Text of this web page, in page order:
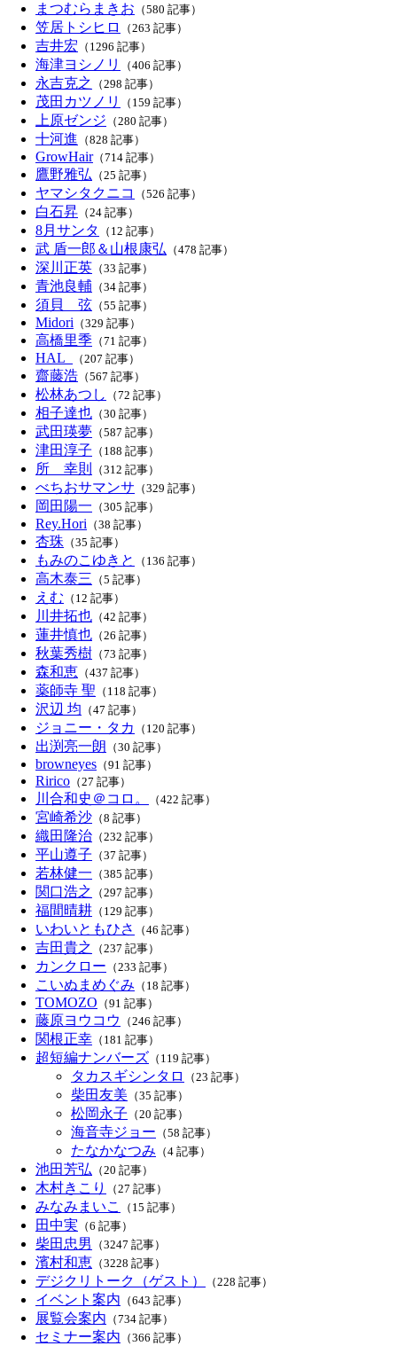
まつむらまきお （580 記事）
笠居トシヒロ （263 記事）
吉井宏 （1296 記事）
海津ヨシノリ （406 記事）
永吉克之 （298 記事）
茂田カツノリ （159 記事）
上原ゼンジ （280 記事）
十河進 （828 記事）
GrowHair（714 記事）
鷹野雅弘 （25 記事）
ヤマシタクニコ （526 記事）
白石昇 （24 記事）
8月サンタ （12 記事）
武 盾一郎＆山根康弘 （478 記事）
深川正英 （33 記事）
青池良輔 （34 記事）
須貝 弦 （55 記事）
Midori （329 記事）
高橋里季 （71 記事）
HAL_ （207 記事）
齋藤浩 （567 記事）
松林あつし （72 記事）
相子達也 （30 記事）
武田瑛夢 （587 記事）
津田淳子 （188 記事）
所 幸則 （312 記事）
べちおサマンサ （329 記事）
岡田陽一 （305 記事）
Rey.Hori （38 記事）
杏珠 （35 記事）
もみのこゆきと （136 記事）
高木泰三 （5 記事）
えむ （12 記事）
川井拓也 （42 記事）
蓮井慎也 （26 記事）
秋葉秀樹 （73 記事）
森和恵 （437 記事）
薬師寺 聖 （118 記事）
沢辺 均 （47 記事）
ジョニー・タカ （120 記事）
出渕亮一朗 （30 記事）
browneyes （91 記事）
Ririco （27 記事）
川合和史＠コロ。 （422 記事）
宮崎希沙 （8 記事）
織田隆治 （232 記事）
平山遵子 （37 記事）
若林健一 （385 記事）
関口浩之 （297 記事）
福間晴耕 （129 記事）
いわいともひさ （46 記事）
吉田貴之 （237 記事）
カンクロー （233 記事）
こいぬまめぐみ （18 記事）
TOMOZO （91 記事）
藤原ヨウコウ （246 記事）
関根正幸 （181 記事）
超短編ナンバーズ （119 記事）
タカスギシンタロ （23 記事）
柴田友美 （35 記事）
松岡永子 （20 記事）
海音寺ジョー （58 記事）
たなかなつみ （4 記事）
池田芳弘 （20 記事）
木村きこり （27 記事）
みなみまいこ （15 記事）
田中実 （6 記事）
柴田忠男 （3247 記事）
濱村和恵 （3228 記事）
デジクリトーク（ゲスト） （228 記事）
イベント案内 （643 記事）
展覧会案内 （734 記事）
セミナー案内 （366 記事）